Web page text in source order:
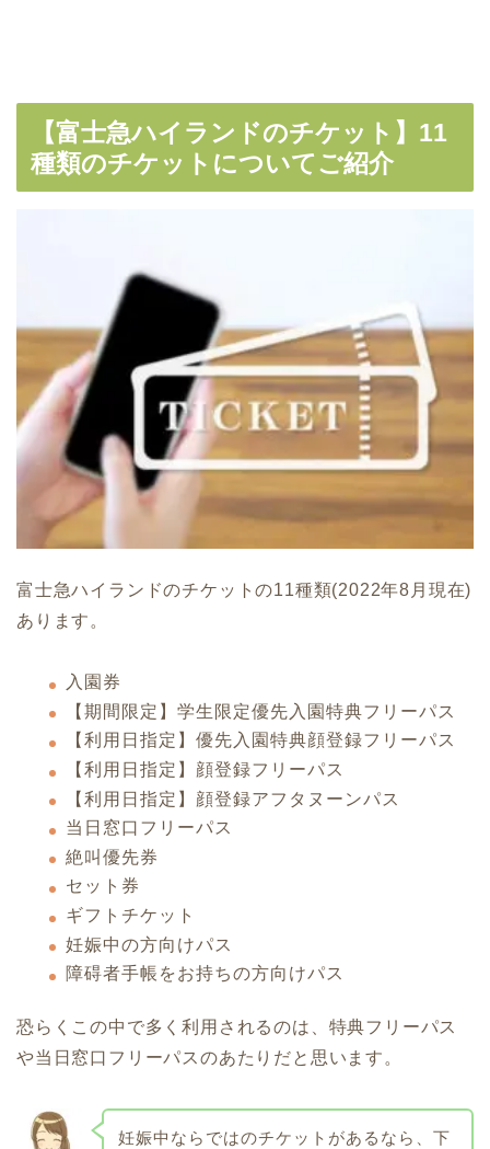
【富士急ハイランドのチケット】11
種類のチケットについてご紹介
富士急ハイランドのチケットの11種類(2022年8月現在)
あります。
入園券
【期間限定】学生限定優先入園特典フリーパス
【利用日指定】優先入園特典顔登録フリーパス
【利用日指定】顔登録フリーパス
【利用日指定】顔登録アフタヌーンパス
当日窓口フリーパス
絶叫優先券
セット券
ギフトチケット
妊娠中の方向けパス
障碍者手帳をお持ちの方向けパス
恐らくこの中で多く利用されるのは、特典フリーパス
や当日窓口フリーパスのあたりだと思います。
妊娠中ならではのチケットがあるなら、下